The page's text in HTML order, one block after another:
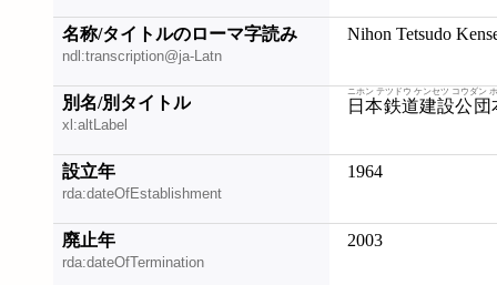
名称/タイトルのローマ字読み
ndl:transcription@ja-Latn
Nihon Tetsudo
別名/別タイトル
xl:altLabel
日本鉄道建設公
ニホン テツドウ ケンセツ コウダン
設立年
rda:dateOfEstablishment
1964
廃止年
rda:dateOfTermination
2003